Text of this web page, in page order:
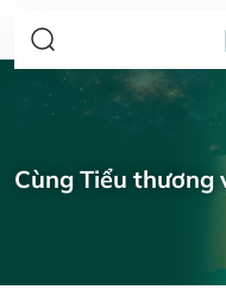
Cùng Tiểu thương